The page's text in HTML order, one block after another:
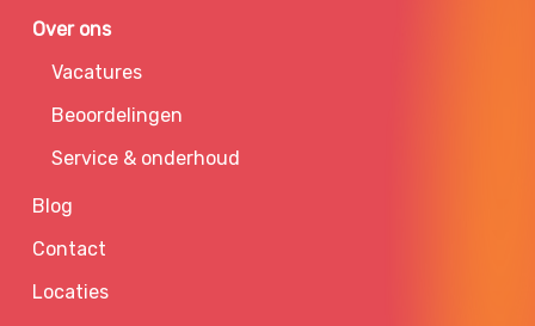
Over ons
Vacatures
Beoordelingen
Service & onderhoud
Blog
Contact
Locaties